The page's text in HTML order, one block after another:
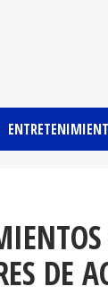
DE